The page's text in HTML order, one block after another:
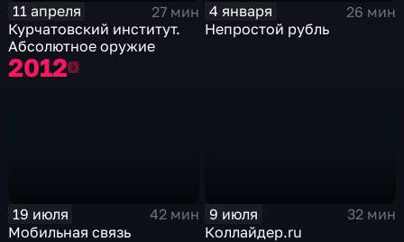
11 апреля
27 мин
Курчатовский институт.
Абсолютное оружие
4 января
26 мин
Непростой рубль
20122012
19 июля
42 мин
Мобильная связь
9 июля
32 мин
Коллайдер.ru